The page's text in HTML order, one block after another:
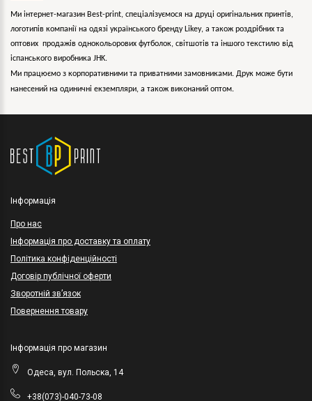
Ми інтернет-магазин Best-print, спеціалізуємося на друці оригінальних принтів,
логотипів компанії на одязі українського бренду Likey, а також роздрібних та
оптових продажів однокольорових футболок, світшотів та іншого текстилю від
іспанського виробника JHK.
Ми працюємо з корпоративними та приватними замовниками. Друк може бути
нанесений на одиничні екземпляри, а також виконаний оптом.
Інформація
Про нас
Інформація про доставку та оплату
Політика конфіденційності
Договір публічної оферти
Зворотній зв’язок
Повернення товару
Інформація про магазин
Одеса, вул. Польска, 14
+38(073)-040-73-08